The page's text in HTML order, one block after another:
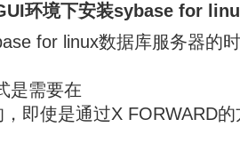
环境下安装sybase for
for linux数据库服务器的
是需要在
即使是通过X FORWARD